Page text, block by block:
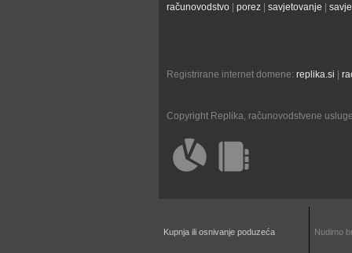
2015
Potvrđen računovodstveni servis
E-mail:
računovodstvo porez savjetovanje
Registrirane internet domene: replika.si
Copyright Replika, računovodstvene
Kupnja ili osnivanje poduzeća Nudimo